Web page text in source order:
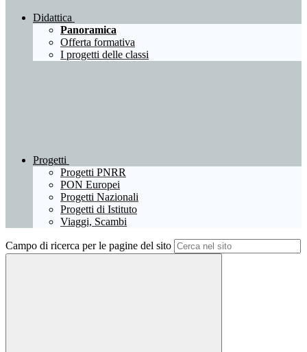
Didattica
Panoramica
Offerta formativa
I progetti delle classi
Progetti
Progetti PNRR
PON Europei
Progetti Nazionali
Progetti di Istituto
Viaggi, Scambi
Campo di ricerca per le pagine del sito